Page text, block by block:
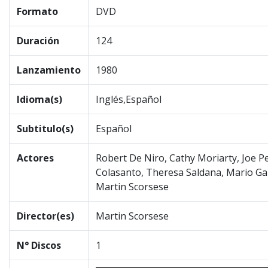
Formato DVD
Duración 124
Lanzamiento 1980
Idioma(s) Inglés,Español
Subtitulo(s) Español
Actores
Robert De Niro, Cathy Moriarty, Joe
Colasanto, Theresa Saldana, Mario
Martin Scorsese
Director(es) Martin Scorsese
N° Discos 1